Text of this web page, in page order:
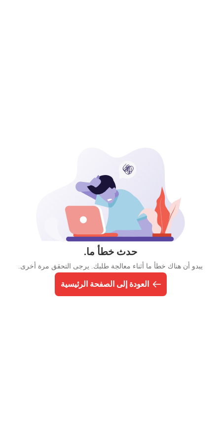
حدث خطأ ما.
يبدو أن هناك خطأ ما أثناء معالجة طلبك. يرجى التحقق مرة أخرى.
العودة إلى الصفحة الرئيسية